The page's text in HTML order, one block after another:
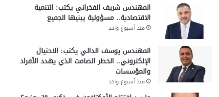
المهندس شريف الفخراني يكتب: التنمية
الاقتصادية.. مسؤولية يبنيها الجميع
منذ أسبوع واحد
المهندس يوسف الدالي يكتب: الاحتيال
الإلكتروني.. الخطر الصامت الذي يهدد الأفراد
والمؤسسات
منذ أسبوع واحد